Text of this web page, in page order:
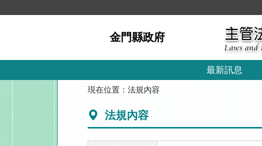
到
金門縣政府
最新訊息
現在位置：法規內容
法規內容